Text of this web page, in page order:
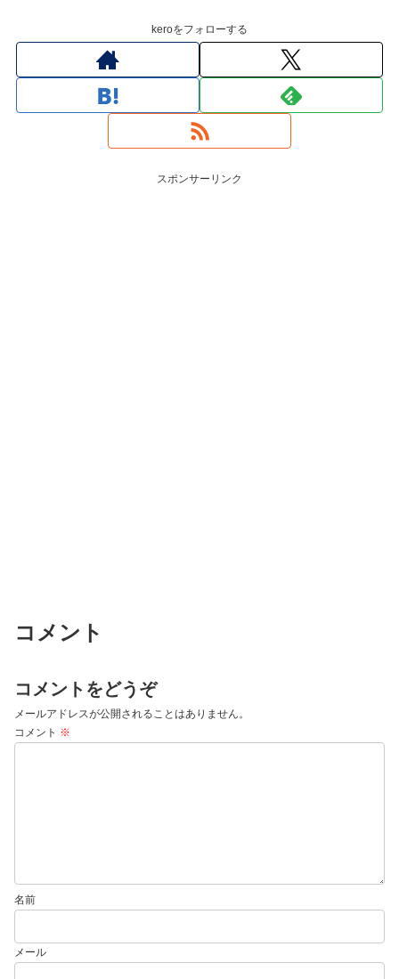
keroをフォローする
スポンサーリンク
コメント
コメントをどうぞ
メールアドレスが公開されることはありません。
コメント ※
名前
メール